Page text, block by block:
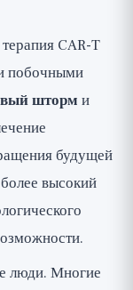
CAR-T
побочными
шторм и
будущей
высокий
люди. Многие